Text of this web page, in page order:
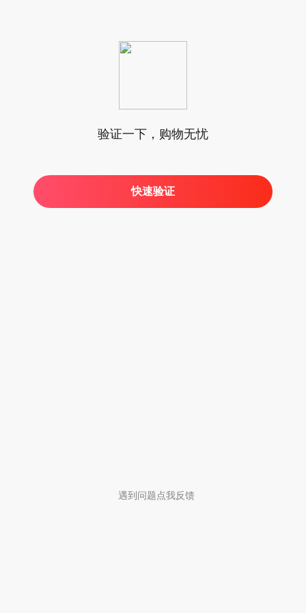
验证一下，购物无忧
快速验证
遇到问题点我反馈